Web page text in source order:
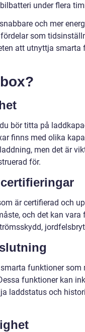
under flera
och mer
som
att utnyttja
bör titta på
finns med olika
men det är
för.
är certifierad och
och det kan
funktioner
funktioner kan
laddstatus och